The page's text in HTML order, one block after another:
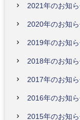
2021年のお知
2020年のお知
2019年のお知
2018年のお知
2017年のお知
2016年のお知
2015年のお知